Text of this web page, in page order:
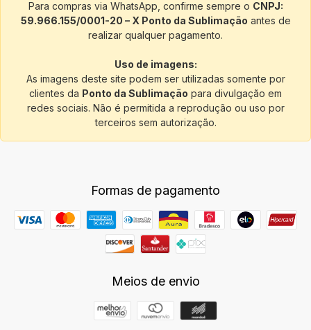
Para compras via WhatsApp, confirme sempre o CNPJ:
59.966.155/0001-20 – X Ponto da Sublimação antes de
realizar qualquer pagamento.
Uso de imagens:
As imagens deste site podem ser utilizadas somente por
clientes da Ponto da Sublimação para divulgação em
redes sociais. Não é permitida a reprodução ou uso por
terceiros sem autorização.
Formas de pagamento
Meios de envio